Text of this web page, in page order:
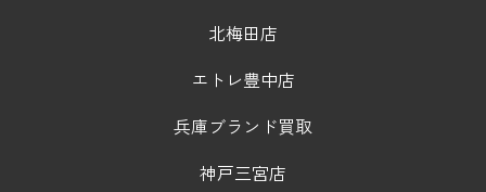
北梅田店
エトレ豊中店
兵庫ブランド買取
神戸三宮店